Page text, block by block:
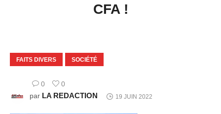
CFA !
FAITS DIVERS SOCIÉTÉ
0
0
par LA REDACTION 19 JUIN 2022